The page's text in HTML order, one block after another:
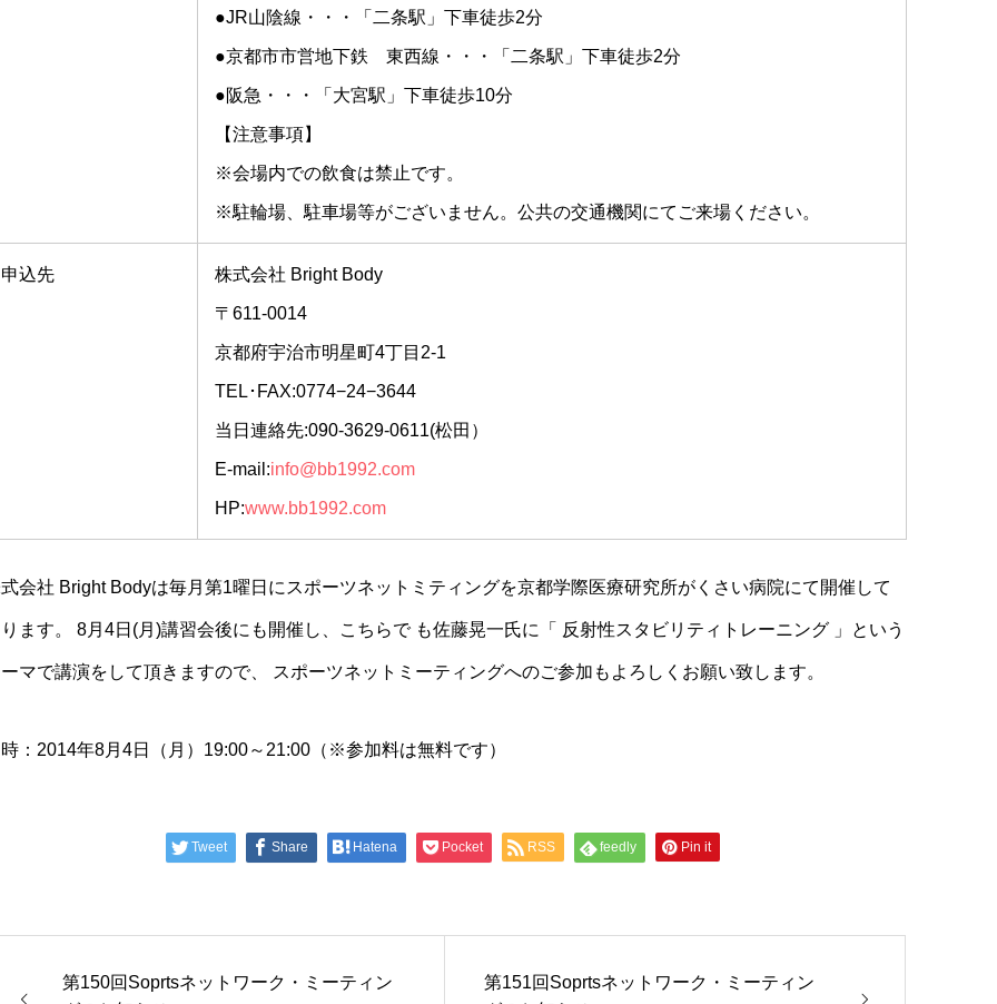
●JR山陰線・・・「二条駅」下車徒歩2分
●京都市市営地下鉄 東西線・・・「二条駅」下車徒歩2分
●阪急・・・「大宮駅」下車徒歩10分
【注意事項】
※会場内での飲食は禁止です。
※駐輪場、駐車場等がございません。公共の交通機関にてご来場ください。
申込先 株式会社 Bright Body
〒611-0014
京都府宇治市明星町4丁目2-1
TEL･FAX:0774−24−3644
当日連絡先:090-3629-0611(松田）
E-mail:info@bb1992.com
HP:www.bb1992.com
会社 Bright Bodyは毎月第1曜日にスポーツネットミティングを京都学際医療研究所がくさい病院にて開催して
ます。 8月4日(月)講習会後にも開催し、こちらで も佐藤晃一氏に「 反射性スタビリティトレーニング 」という
マで講演をして頂きますので、 スポーツネットミーティングへのご参加もよろしくお願い致します。
：2014年8月4日（月）19:00～21:00（※参加料は無料です）
Tweet Share Hatena Pocket RSS feedly Pin it
第150回Soprtsネットワーク・ミーティン
第151回Soprtsネットワーク・ミーティン